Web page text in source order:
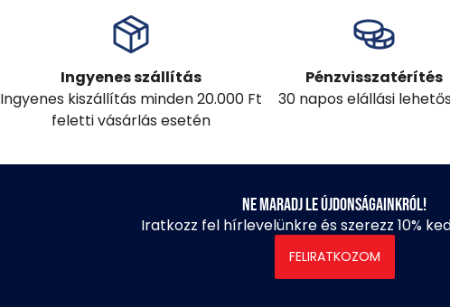
Ingyenes szállítás
Ingyenes kiszállítás minden 20.000 Ft
feletti vásárlás esetén
Pénzvisszatérítés
30 napos elállási
Ne maradj le újdonságainkról!
Iratkozz fel hírlevelünkre és szerezz 10%
FELIRATKOZOM